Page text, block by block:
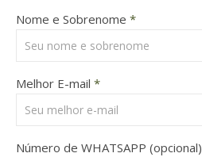
Nome e Sobrenome *
Melhor E-mail *
Número de WHATSAPP (opcional)